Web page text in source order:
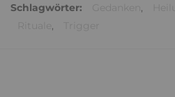
Schlagwörter: ,
,